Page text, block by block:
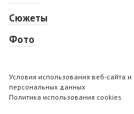
Сюжеты
Фото
Условия использования веб-сайта
персональных данных
Политика использования cookies